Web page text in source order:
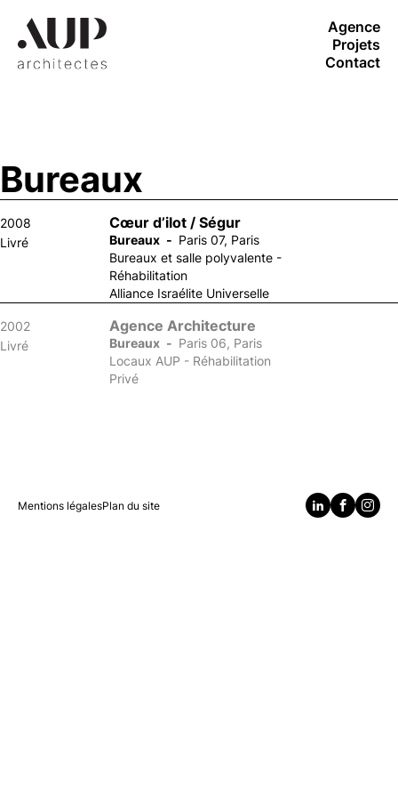
Agence
Projets
Contact
Bureaux
2008
Livré
Cœur d’ilot / Ségur
Bureaux
Paris 07, Paris
Bureaux et salle polyvalente -
Réhabilitation
Alliance Israélite Universelle
2002
Livré
Agence Architecture
Bureaux
Paris 06, Paris
Locaux AUP - Réhabilitation
Privé
Mentions légalesPlan du site